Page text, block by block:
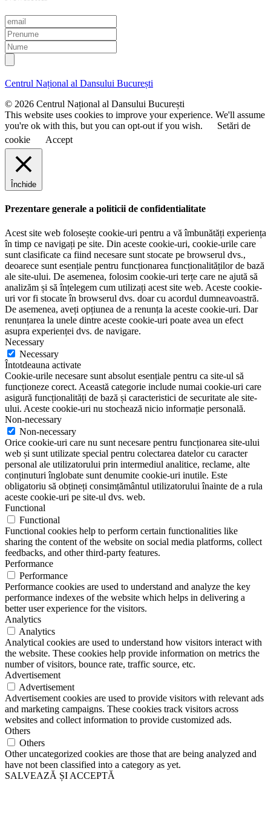
E
m
a
i
l
P
r
e
n
m
N
u
m
e
Centrul Național al Dansului București
© 2026 Centrul Național al Dansului București
This website uses cookies to improve your experience. We'll assume
you're ok with this, but you can opt-out if you wish.
Setări de
cookie
Accept
Închide
Prezentare generale a politicii de confidentialitate
Acest site web folosește cookie-uri pentru a vă îmbunătăți experiența
în timp ce navigați pe site. Din aceste cookie-uri, cookie-urile care
sunt clasificate ca fiind necesare sunt stocate pe browserul dvs.,
deoarece sunt esențiale pentru funcționarea funcționalităților de bază
ale site-ului. De asemenea, folosim cookie-uri terțe care ne ajută să
analizăm și să înțelegem cum utilizați acest site web. Aceste cookie-
uri vor fi stocate în browserul dvs. doar cu acordul dumneavoastră.
De asemenea, aveți opțiunea de a renunța la aceste cookie-uri. Dar
renunțarea la unele dintre aceste cookie-uri poate avea un efect
asupra experienței dvs. de navigare.
Necessary
Necessary
Întotdeauna activate
Cookie-urile necesare sunt absolut esențiale pentru ca site-ul să
funcționeze corect. Această categorie include numai cookie-uri care
asigură funcționalități de bază și caracteristici de securitate ale site-
ului. Aceste cookie-uri nu stochează nicio informație personală.
Non-necessary
Non-necessary
Orice cookie-uri care nu sunt necesare pentru funcționarea site-ului
web și sunt utilizate special pentru colectarea datelor cu caracter
personal ale utilizatorului prin intermediul analitice, reclame, alte
conținuturi înglobate sunt denumite cookie-uri inutile. Este
obligatoriu să obțineți consimțământul utilizatorului înainte de a rula
aceste cookie-uri pe site-ul dvs. web.
Functional
Functional
Functional cookies help to perform certain functionalities like
sharing the content of the website on social media platforms, collect
feedbacks, and other third-party features.
Performance
Performance
Performance cookies are used to understand and analyze the key
performance indexes of the website which helps in delivering a
better user experience for the visitors.
Analytics
Analytics
Analytical cookies are used to understand how visitors interact with
the website. These cookies help provide information on metrics the
number of visitors, bounce rate, traffic source, etc.
Advertisement
Advertisement
Advertisement cookies are used to provide visitors with relevant ads
and marketing campaigns. These cookies track visitors across
websites and collect information to provide customized ads.
Others
Others
Other uncategorized cookies are those that are being analyzed and
have not been classified into a category as yet.
SALVEAZĂ ȘI ACCEPTĂ